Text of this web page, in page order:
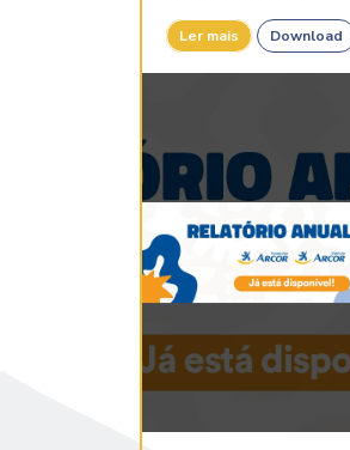
Ler mais Download